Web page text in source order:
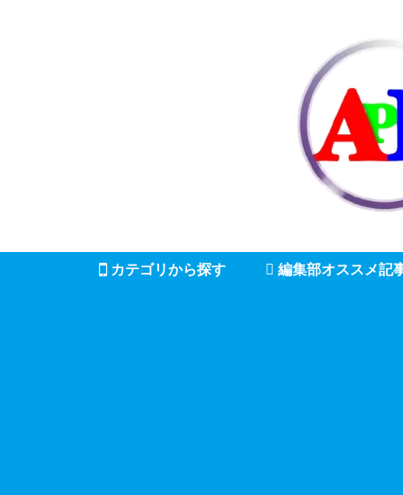
カテゴリから探す 編集部オススメ記